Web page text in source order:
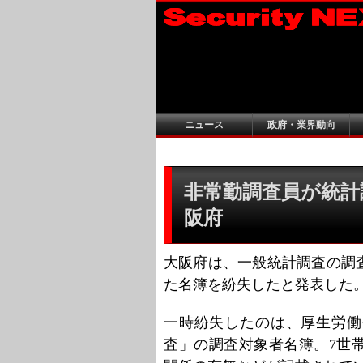
ニュース 政府・業界動向
非常勤調査員が統
阪府
大阪府は、一般統計調査の調
た名簿を紛失したと発表した
一時紛失したのは、厚生労
査」の調査対象者名簿。7世